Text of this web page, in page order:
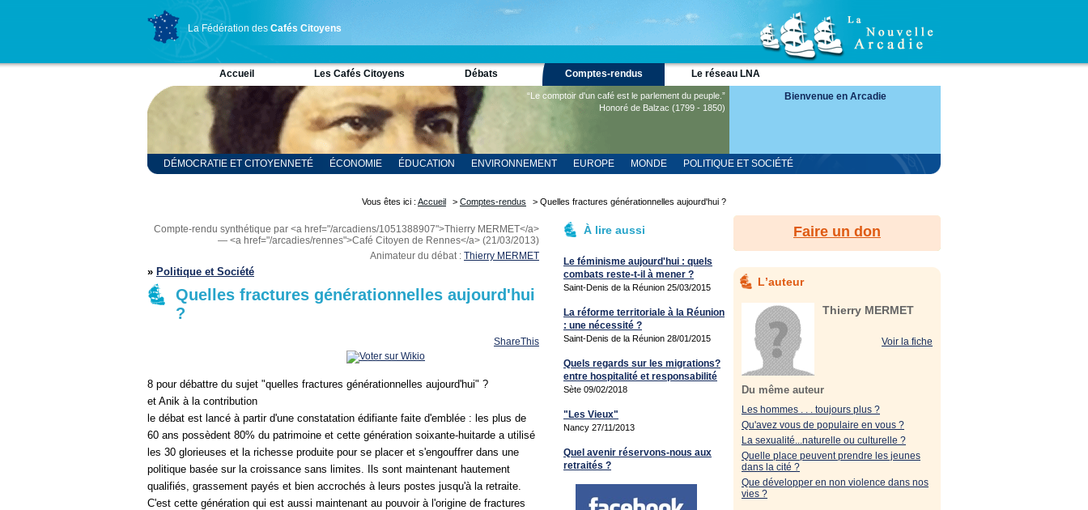
La Fédération des Cafés Citoyens
Accueil Les Cafés Citoyens Débats Comptes-rendus Le réseau LNA
“Le comptoir d'un café est le parlement du peuple.”
Honoré de Balzac (1799 - 1850)
Bienvenue en Arcadie
DÉMOCRATIE ET CITOYENNETÉ ÉCONOMIE ÉDUCATION ENVIRONNEMENT EUROPE MONDE
POLITIQUE ET SOCIÉTÉ
Vous êtes ici : Accueil > Comptes-rendus > Quelles fractures générationnelles aujourd'hui ?
Compte-rendu synthétique par <a href="/arcadiens/1051388907">Thierry MERMET</a>
— <a href="/arcadies/rennes">Café Citoyen de Rennes</a> (21/03/2013)
Animateur du débat : Thierry MERMET
» Politique et Société
Quelles fractures générationnelles aujourd'hui
?
ShareThis
8 pour débattre du sujet "quelles fractures générationnelles aujourd'hui" ?
et Anik à la contribution
le débat est lancé à partir d'une constatation édifiante faite d'emblée : les plus de
60 ans possèdent 80% du patrimoine et cette génération soixante-huitarde a utilisé
les 30 glorieuses et la richesse produite pour se placer et s'engouffrer dans une
politique basée sur la croissance sans limites. Ils sont maintenant hautement
qualifiés, grassement payés et bien accrochés à leurs postes jusqu'à la retraite.
C'est cette génération qui est aussi maintenant au pouvoir à l'origine de fractures
À lire aussi
Le féminisme aujourd'hui : quels
combats reste-t-il à mener ?
Saint-Denis de la Réunion 25/03/2015
La réforme territoriale à la Réunion
: une nécessité ?
Saint-Denis de la Réunion 28/01/2015
Quels regards sur les migrations?
entre hospitalité et responsabilité
Sète 09/02/2018
"Les Vieux"
Nancy 27/11/2013
Quel avenir réservons-nous aux
retraités ?
Faire un don
Lʼauteur
Thierry MERMET
Voir la fiche
Du même auteur
Les hommes . . . toujours plus ?
Qu'avez vous de populaire en vous ?
La sexualité...naturelle ou culturelle ?
Quelle place peuvent prendre les jeunes
dans la cité ?
Que développer en non violence dans nos
vies ?